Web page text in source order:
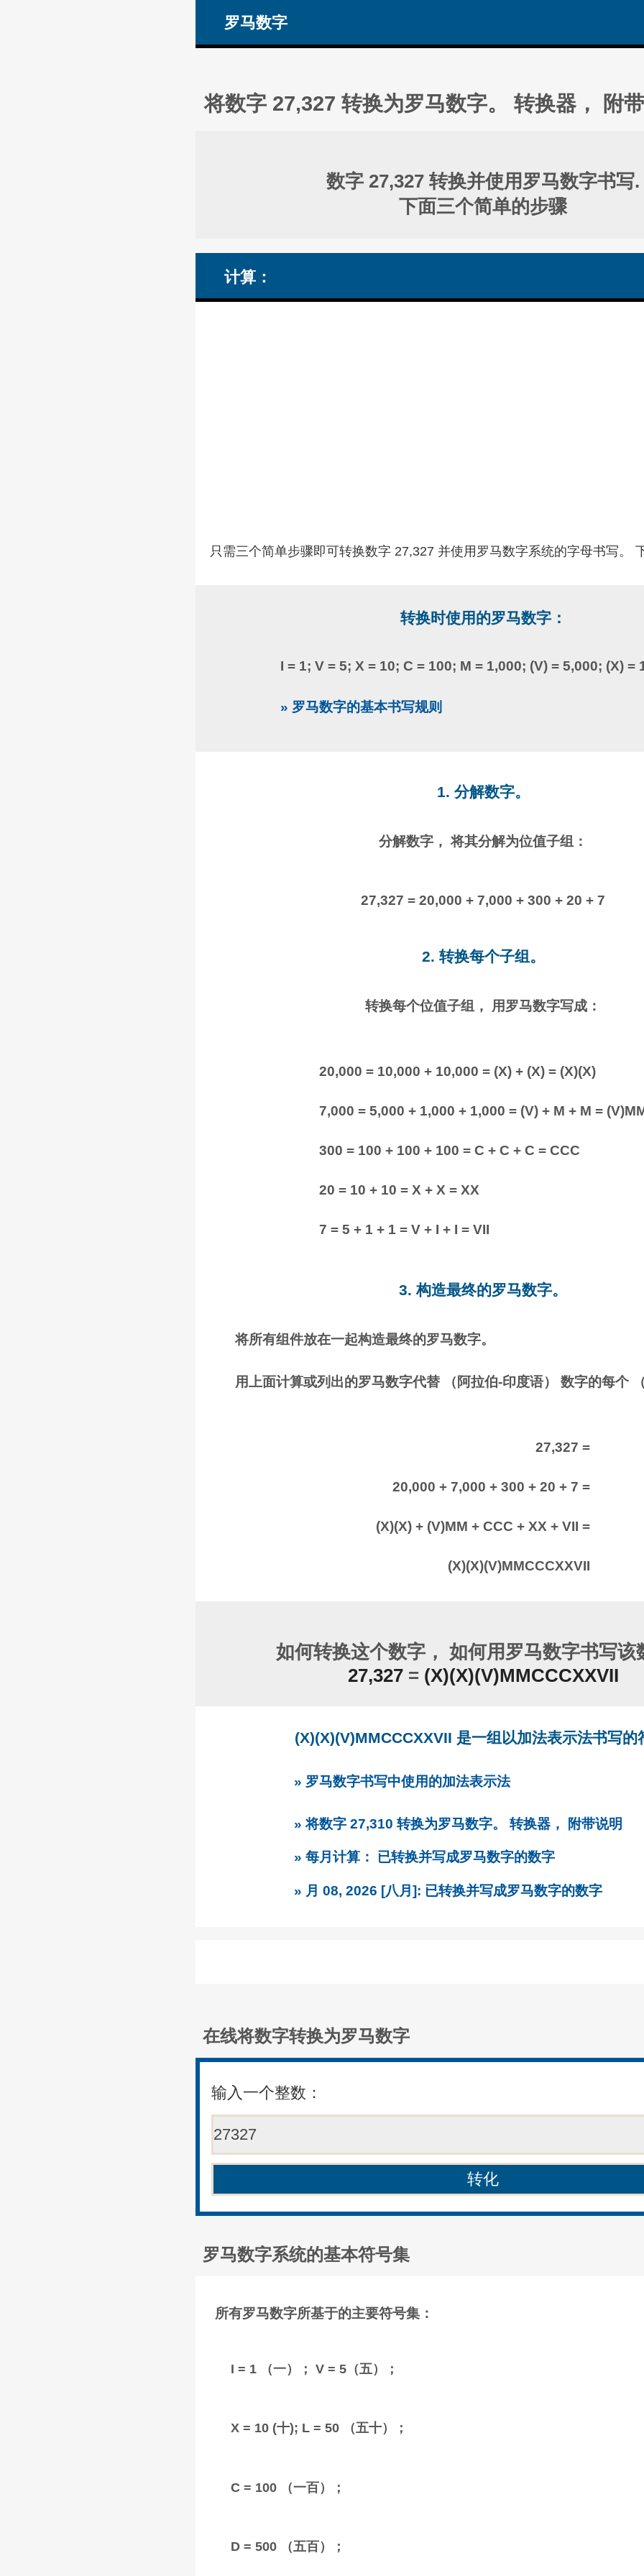
罗马数字
将数字 27,327 转换为罗马数字。 转换器， 附
数字 27,327 转换并使用罗马数字书写.
下面三个简单的步骤
计算：
只需三个简单步骤即可转换数字 27,327 并使用罗马数字系统的字母书写。
转换时使用的罗马数字：
I = 1; V = 5; X = 10; C = 100; M = 1,000; (V) = 5,000; (X) =
» 罗马数字的基本书写规则
1. 分解数字。
分解数字， 将其分解为位值子组：
27,327 = 20,000 + 7,000 + 300 + 20 + 7
2. 转换每个子组。
转换每个位值子组， 用罗马数字写成：
20,000 = 10,000 + 10,000 = (X) + (X) = (X)(X)
7,000 = 5,000 + 1,000 + 1,000 = (V) + M + M =
300 = 100 + 100 + 100 = C + C + C = CCC
20 = 10 + 10 = X + X = XX
7 = 5 + 1 + 1 = V + I + I = VII
3. 构造最终的罗马数字。
将所有组件放在一起构造最终的罗马数字。
用上面计算或列出的罗马数字代替 （阿拉伯-印度语） 数字的每个
27,327 =
20,000 + 7,000 + 300 + 20 + 7 =
(X)(X) + (V)MM + CCC + XX + VII =
(X)(X)(V)MMCCCXXVII
如何转换这个数字， 如何用罗马数字书写该
27,327 = (X)(X)(V)MMCCCXXVII
(X)(X)(V)MMCCCXXVII 是一组以加法表示法书写的
» 罗马数字书写中使用的加法表示法
» 将数字 27,310 转换为罗马数字。 转换器， 附带说明
» 每月计算： 已转换并写成罗马数字的数字
» 月 08, 2026 [八月]: 已转换并写成罗马数字的数字
在线将数字转换为罗马数字
输入一个整数：
罗马数字系统的基本符号集
所有罗马数字所基于的主要符号集：
I = 1 （一）； V = 5（五）；
X = 10 (十); L = 50 （五十）；
C = 100 （一百）；
D = 500 （五百）；